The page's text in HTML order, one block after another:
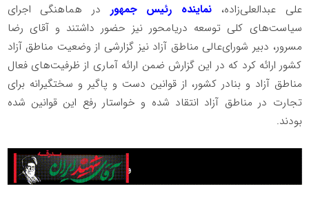
علی عبدالعلی‌زاده، نماینده رئیس جمهور در هماهنگی اجرای
سیاست‌های کلی توسعه دریامحور نیز حضور داشتند و آقای رضا
مسرور، دبیر شورای‌عالی مناطق آزاد نیز گزارشی از وضعیت مناطق آزاد
کشور ارائه کرد که در این گزارش ضمن ارائه آماری از ظرفیت‌های فعال
مناطق آزاد و بنادر کشور، از قوانین دست و پاگیر و سختگیرانه برای
تجارت در مناطق آزاد انتقاد شده و خواستار رفع این قوانین شده
بودند.